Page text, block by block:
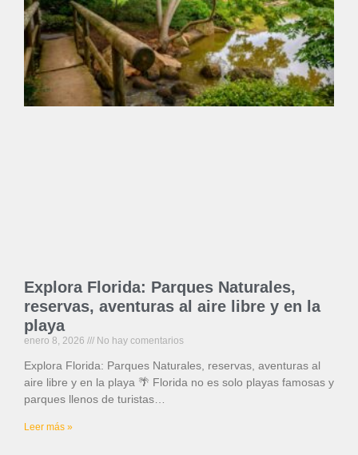
Explora Florida: Parques Naturales,
reservas, aventuras al aire libre y en la
playa
enero 8, 2026 No hay comentarios
Explora Florida: Parques Naturales, reservas, aventuras al
aire libre y en la playa 🌴 Florida no es solo playas famosas y
parques llenos de turistas…
Leer más »